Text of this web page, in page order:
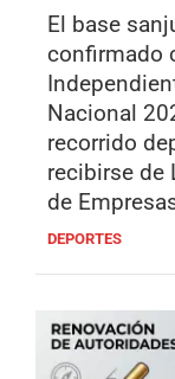
El base
confirmado
Nacional
recorrido
recibirse de
de
DEPORTES